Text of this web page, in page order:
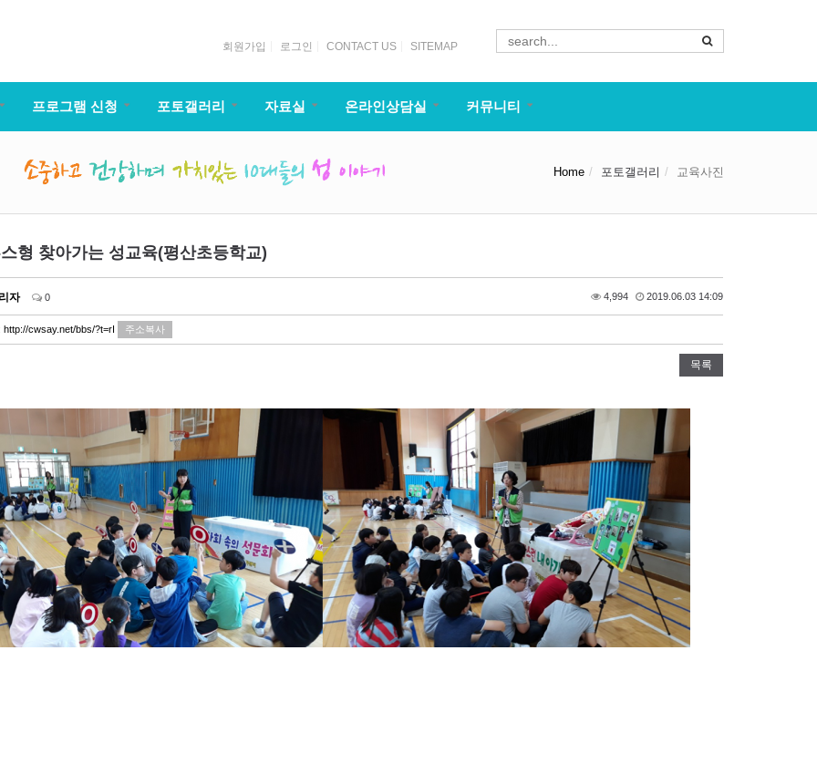
회원가입 로그인 CONTACT US SITEMAP
프로그램 신청 포토갤러리 자료실 온라인상담실 커뮤니티
Home 포토갤러리 교육사진
형 찾아가는 성교육(평산초등학교)
자 0 4,994 2019.06.03 14:09
http://cwsay.net/bbs/?t=rI 주소복사
목록